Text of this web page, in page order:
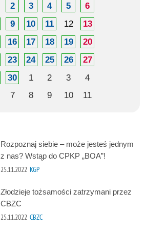
2 3 4 5
6
9 10 11 12
13
16 17 18 19
20
23 24 25 26
27
30 1 2 3
4
7 8 9 10 11
Rozpoznaj siebie – może jesteś jednym
z nas? Wstąp do CPKP „BOA”!
25.11.2022 KGP
Złodzieje tożsamości zatrzymani przez
CBZC
25.11.2022 CBZC